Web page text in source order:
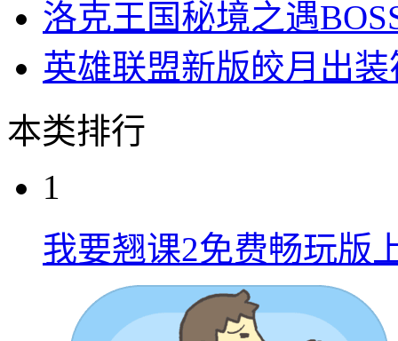
奥比岛星际大赛赛事完
跃动小子永久兑换码
使命召唤手游礼包兑
金铲铲约德尔阵容运
妄想山海上官鸣武器
洛克王国秘境之遇
英雄联盟新版皎月出